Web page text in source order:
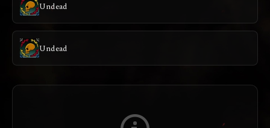
Undead
Undead